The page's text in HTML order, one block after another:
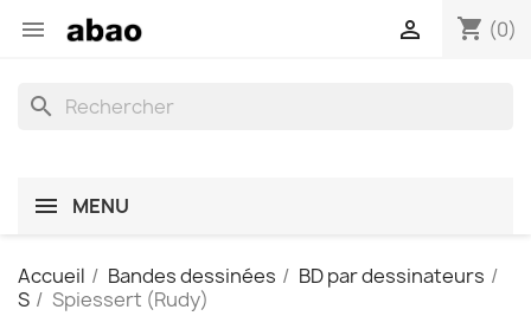
 shopping_cart (0)

search
MENU
Accueil Bandes dessinées
BD par dessinateurs
S
Spiessert (Rudy)